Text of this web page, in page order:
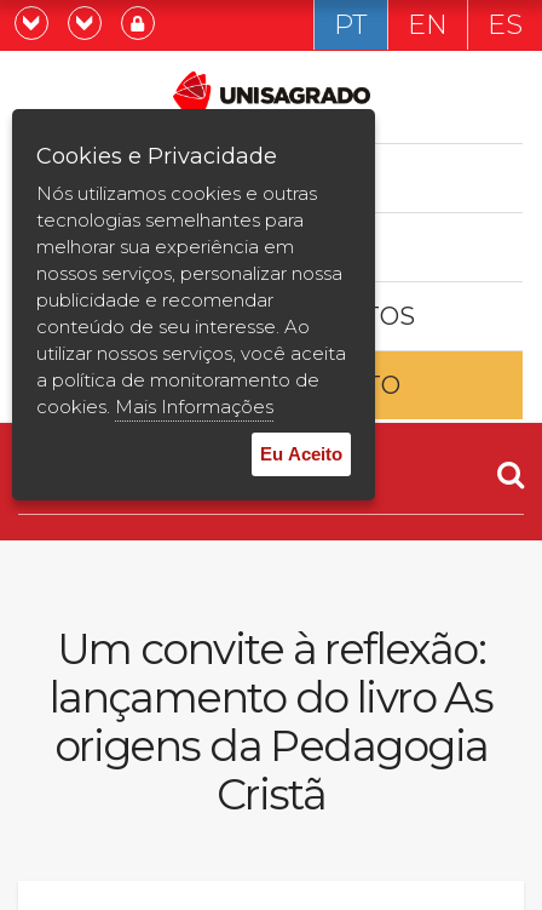
Graduação
Pós-graduação e MBA
Curta Duração
Vestibular
2ª Graduação
Transferência
Reingresso
Desconto de pontualidade
Biblioteca
Contatos
Já sou estudande
Quero ser estudante
PT EN ES
ESTUDE AQUI
BOLSAS E DESCONTOS
ENTRE EM CONTATO
Um convite à reflexão:
lançamento do livro As
origens da Pedagogia
Cristã
Cookies e Privacidade
Nós utilizamos cookies e outras
tecnologias semelhantes para
melhorar sua experiência em
nossos serviços, personalizar nossa
publicidade e recomendar
conteúdo de seu interesse. Ao
utilizar nossos serviços, você aceita
a política de monitoramento de
cookies. Mais Informações
Eu Aceito